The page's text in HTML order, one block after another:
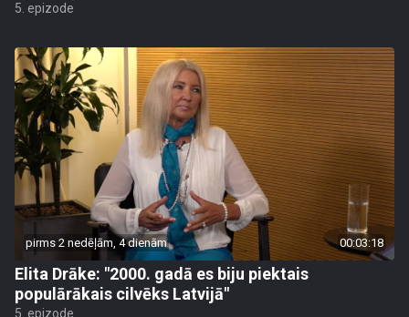
5. epizode
pirms 2 nedēļām, 4 dienām 00:03:18
Elita Drāke: "2000. gadā es biju piektais
populārākais cilvēks Latvijā"
5. epizode